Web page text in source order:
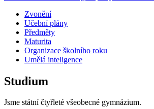
Zvonění
Učební plány
Předměty
Maturita
Organizace školního roku
Umělá inteligence
Studium
Jsme státní čtyřleté všeobecné gymnázium.